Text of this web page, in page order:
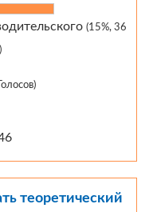
(15%, 36
теоретический